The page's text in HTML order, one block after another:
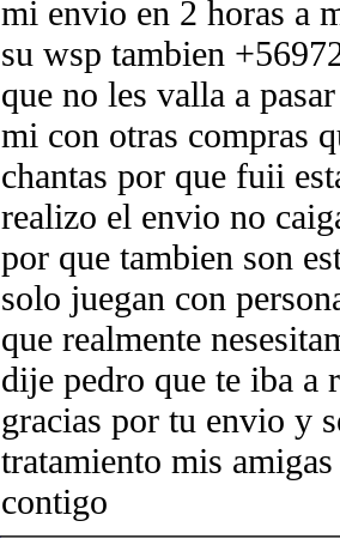
mi envio en 2 horas a
su wsp tambien
que no les valla a
mi con otras compras
chantas por que fuii
realizo el envio no
por que tambien son
solo juegan con
que realmente
dije pedro que te iba a
gracias por tu envio y
tratamiento mis
contigo